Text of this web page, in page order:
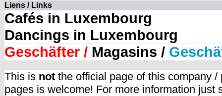
Liens / Links
Cafés in Luxembourg
Dancings in Luxembourg
Geschäfter / Magasins /
This is not the official page of this company
pages is welcome! For more information just